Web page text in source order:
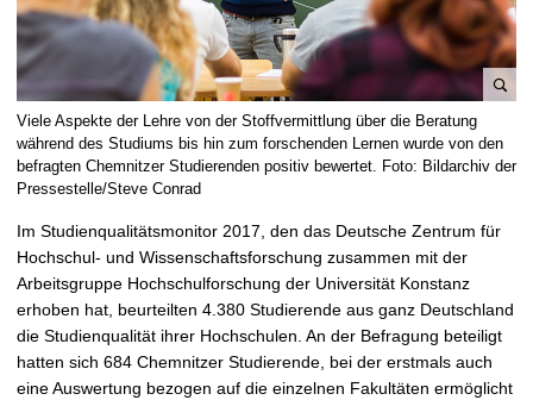
B
i
l
g
Viele Aspekte der Lehre von der Stoffvermittlung über die Beratung
während des Studiums bis hin zum forschenden Lernen wurde von den
befragten Chemnitzer Studierenden positiv bewertet. Foto: Bildarchiv der
Pressestelle/Steve Conrad
Im Studienqualitätsmonitor 2017, den das Deutsche Zentrum für
Hochschul- und Wissenschaftsforschung zusammen mit der
Arbeitsgruppe Hochschulforschung der Universität Konstanz
erhoben hat, beurteilten 4.380 Studierende aus ganz Deutschland
die Studienqualität ihrer Hochschulen. An der Befragung beteiligt
hatten sich 684 Chemnitzer Studierende, bei der erstmals auch
eine Auswertung bezogen auf die einzelnen Fakultäten ermöglicht